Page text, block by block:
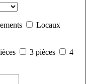
Locaux
3 pièces
4